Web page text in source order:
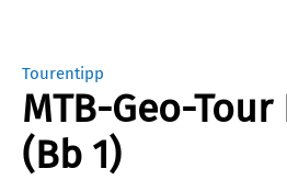
Tourentipp
MTB-Geo-
(Bb 1)